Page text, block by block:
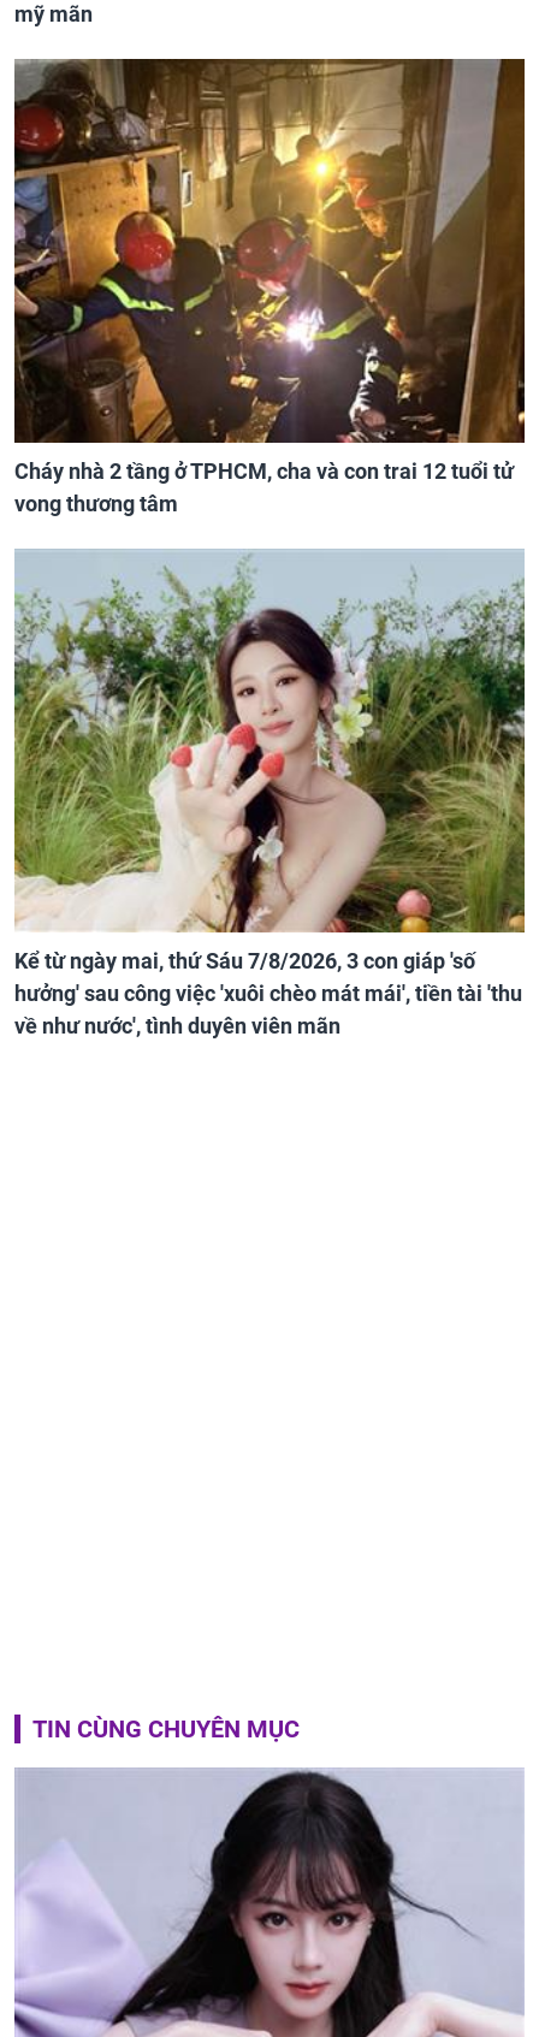
mỹ mãn
Cháy nhà 2 tầng ở TPHCM, cha và con trai 12 tuổi tử
vong thương tâm
Kể từ ngày mai, thứ Sáu 7/8/2026, 3 con giáp 'số
hưởng' sau công việc 'xuôi chèo mát mái', tiền tài 'thu
về như nước', tình duyên viên mãn
TIN CÙNG CHUYÊN MỤC